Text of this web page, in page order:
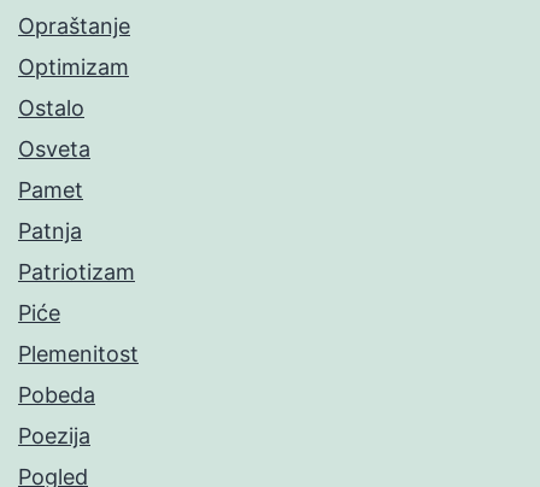
Opraštanje
Optimizam
Ostalo
Osveta
Pamet
Patnja
Patriotizam
Piće
Plemenitost
Pobeda
Poezija
Pogled